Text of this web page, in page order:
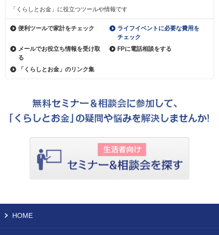
「くらしとお金」に役立つツールや情報です
便利ツールで家計をチェック
ライフイベントに必要な費用を
チェック
メールでお役立ち情報を受け取
る
FPに電話相談をする
「くらしとお金」のリンク集
HOME